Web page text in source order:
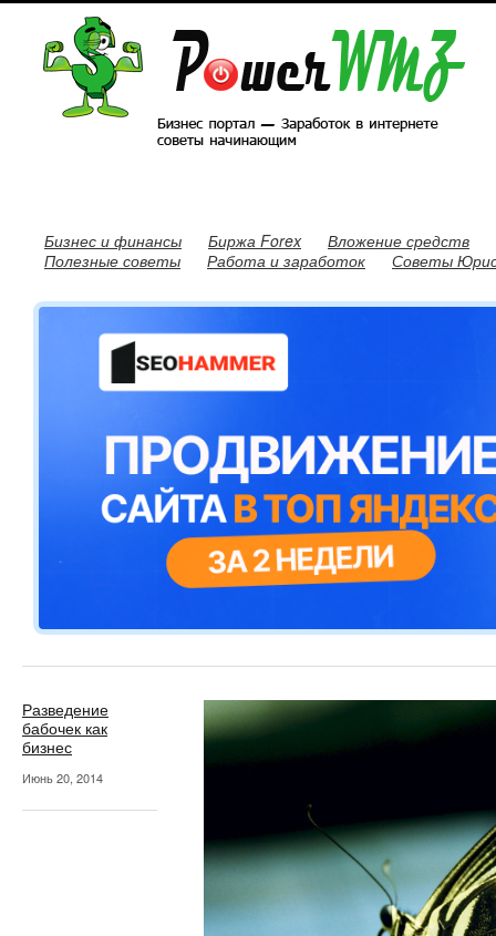
Бизнес и финансы Биржа Forex
Вложение средств
Полезные советы
Работа и заработок Советы
Разведение
бабочек как
бизнес
Июнь 20, 2014